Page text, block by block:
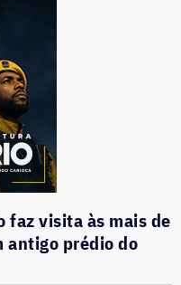
faz visita às mais de
antigo prédio do